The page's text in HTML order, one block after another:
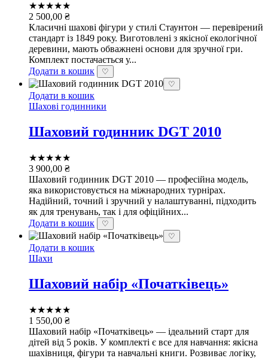
★★★★★
2 500,00 ₴
Класичні шахові фігури у стилі Стаунтон — перевірений
стандарт із 1849 року. Виготовлені з якісної екологічної
деревини, мають обважнені основи для зручної гри.
Комплект постачається у...
Додати в кошик
♡
♡
Додати в кошик
Шахові годинники
Шаховий годинник DGT 2010
★★★★★
3 900,00 ₴
Шаховий годинник DGT 2010 — професійна модель,
яка використовується на міжнародних турнірах.
Надійний, точний і зручний у налаштуванні, підходить
як для тренувань, так і для офіційних...
Додати в кошик
♡
♡
Додати в кошик
Шахи
Шаховий набір «Початківець»
★★★★★
1 550,00 ₴
Шаховий набір «Початківець» — ідеальний старт для
дітей від 5 років. У комплекті є все для навчання: якісна
шахівниця, фігури та навчальні книги. Розвиває логіку,